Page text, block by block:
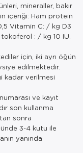
mineraller, bakır
içeriği: Ham protein
Vitamin C: / kg D3
: / kg 10 IU.
için, iki ayrı öğün
edilmektedir.
kadar verilmesi
ve kayıt
son kullanma
sonra
3-4 kutu ile
yanında